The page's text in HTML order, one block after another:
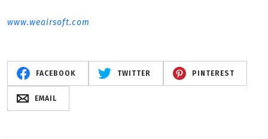
www.weairsoft.com
FACEBOOK TWITTER PINTEREST
EMAIL